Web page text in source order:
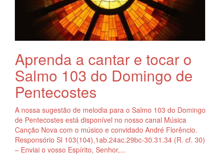
Aprenda a cantar e tocar o
Salmo 103 do Domingo de
Pentecostes
A nossa sugestão de melodia para o Salmo 103 do Domingo
de Pentecostes está disponível no nosso canal Música
Canção Nova com o músico e convidado André Florêncio.
Responsório Sl 103(104),1ab.24ac.29bc-30.31.34 (R. cf. 30)
– Enviai o vosso Espírito, Senhor,...